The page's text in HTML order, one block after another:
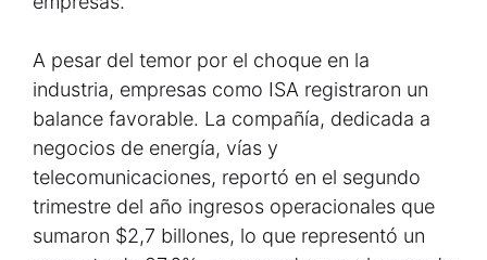
A pesar del temor por el choque en la
industria, empresas como ISA registraron un
balance favorable. La compañía, dedicada a
negocios de energía, vías y
telecomunicaciones, reportó en el segundo
trimestre del año ingresos operacionales que
sumaron $2,7 billones, lo que representó un